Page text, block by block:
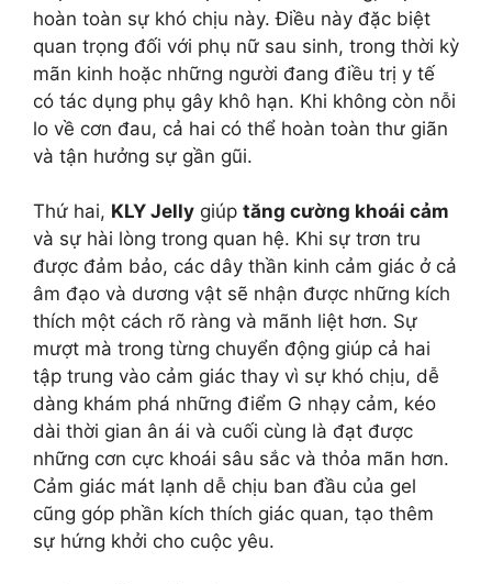
hoàn toàn sự khó chịu này. Điều này đặc biệt
quan trọng đối với phụ nữ sau sinh, trong thời kỳ
mãn kinh hoặc những người đang điều trị y tế
có tác dụng phụ gây khô hạn. Khi không còn nỗi
lo về cơn đau, cả hai có thể hoàn toàn thư giãn
và tận hưởng sự gần gũi.
Thứ hai, KLY Jelly giúp tăng cường khoái cảm
và sự hài lòng trong quan hệ. Khi sự trơn tru
được đảm bảo, các dây thần kinh cảm giác ở cả
âm đạo và dương vật sẽ nhận được những kích
thích một cách rõ ràng và mãnh liệt hơn. Sự
mượt mà trong từng chuyển động giúp cả hai
tập trung vào cảm giác thay vì sự khó chịu, dễ
dàng khám phá những điểm G nhạy cảm, kéo
dài thời gian ân ái và cuối cùng là đạt được
những cơn cực khoái sâu sắc và thỏa mãn hơn.
Cảm giác mát lạnh dễ chịu ban đầu của gel
cũng góp phần kích thích giác quan, tạo thêm
sự hứng khởi cho cuộc yêu.